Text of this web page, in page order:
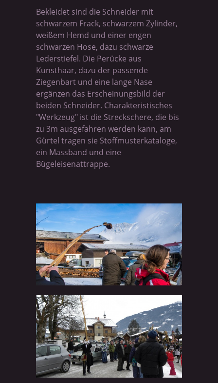
Bekleidet sind die Schneider mit
schwarzem Frack, schwarzem Zylinder,
weißem Hemd und einer engen
schwarzen Hose, dazu schwarze
Lederstiefel. Die Perücke aus
Kunsthaar, dazu der passende
Ziegenbart und eine lange Nase
ergänzen das Erscheinungsbild der
beiden Schneider. Charakteristisches
"Werkzeug" ist die Streckschere, die bis
zu 3m ausgefahren werden kann, am
Gürtel tragen sie Stoffmusterkataloge,
ein Massband und eine
Bügeleisenattrappe.